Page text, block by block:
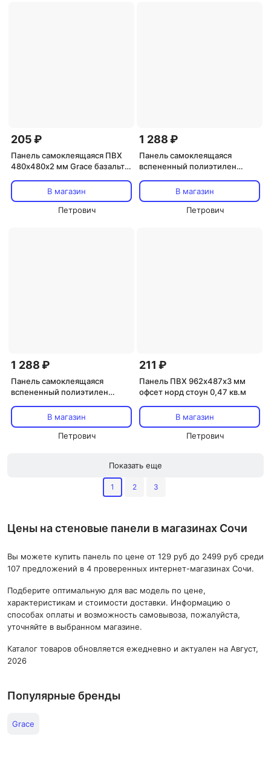
205 ₽
Панель самоклеящаяся ПВХ
480х480х2 мм Grace базальт
В магазин
Петрович
1 288 ₽
Панель самоклеящаяся
вспененный полиэтилен
серебристый 1,68 кв.м
В магазин
Петрович
1 288 ₽
Панель самоклеящаяся
вспененный полиэтилен
карбон 1,68 кв.м
В магазин
Петрович
211 ₽
Панель ПВХ 962х487х3 мм
офсет норд стоун 0,47 кв.м
В магазин
Петрович
Показать еще
1 2 3
Цены на стеновые панели в магазинах Сочи
Вы можете купить панель по цене от 129 руб до 2499 руб среди
107 предложений в 4 проверенных интернет-магазинах Сочи.
Подберите оптимальную для вас модель по цене,
характеристикам и стоимости доставки. Информацию о
способах оплаты и возможность самовывоза, пожалуйста,
уточняйте в выбранном магазине.
Каталог товаров обновляется ежедневно и актуален на Август,
2026
Популярные бренды
Grace